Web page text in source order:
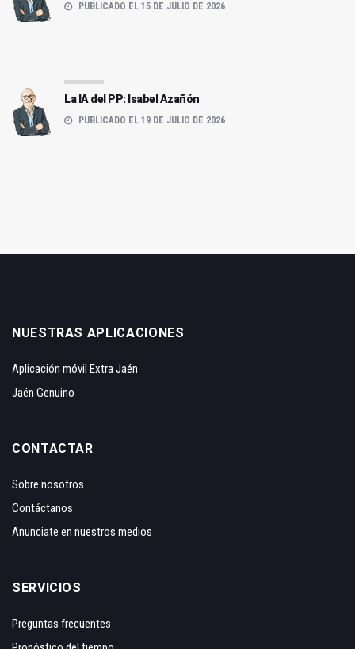
PUBLICADO EL 15 DE JULIO DE 2026
La IA del PP: Isabel Azañón
PUBLICADO EL 19 DE JULIO DE 2026
NUESTRAS APLICACIONES
Aplicación móvil Extra Jaén
Jaén Genuino
CONTACTAR
Sobre nosotros
Contáctanos
Anunciate en nuestros medios
SERVICIOS
Preguntas frecuentes